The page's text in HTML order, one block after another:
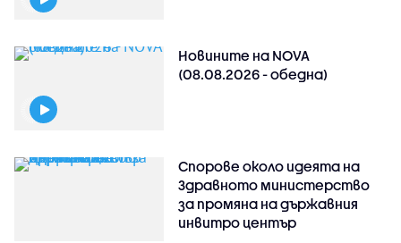
Новините на NOVA
(08.08.2026 - обедна)
Спорове около идеята на
Здравното министерство
за промяна на държавния
инвитро център